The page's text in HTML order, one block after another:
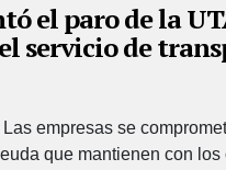
el paro de la
servicio de
Las empresas se
que mantienen con los